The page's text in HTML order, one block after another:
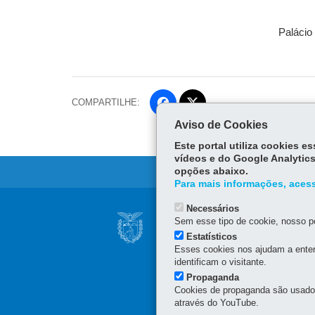
COMPARTILHE:
Fa
ce
ok
Tw
itt
er
Navegação
principal
CONSELHO DAS
Palácio das Araucárias
Rua Jacy Loureiro de
80530-140-Curitiba
Horário de atendimento:
Aviso de Cookies
Este portal utiliza cookies
vídeos e do Google
opções abaixo.
Para mais informações,
Necessários
Sem esse tipo de cookie, nosso
Estatísticos
Esses cookies nos ajudam a
identificam o visitante.
Propaganda
Cookies de propaganda são
através do YouTube.